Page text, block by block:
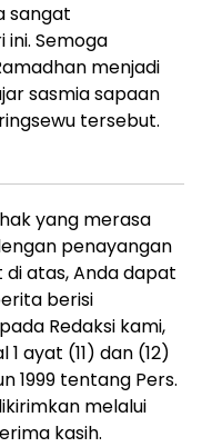
sangat
Semoga
menjadi
sasmia sapaan
tersebut.
yang merasa
penayangan
atas, Anda dapat
berisi
Redaksi kami,
ayat (11) dan (12)
1999 tentang Pers.
melalui
kasih.